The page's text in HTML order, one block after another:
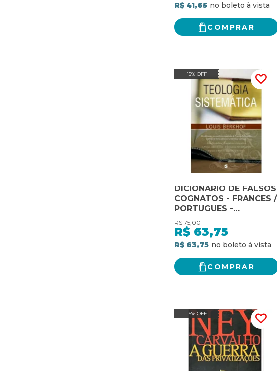
R$ 41,65
COMPRAR
15% OFF
DICIONARIO DE FALSOS
COGNATOS - FRANCES /
PORTUGUES -
PORTUGUES / FRANCES
- 1
R$ 75,00
R$ 63,75
R$ 63,75
COMPRAR
15% OFF